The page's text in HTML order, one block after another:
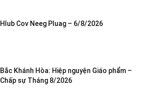
Hlub Cov Neeg Pluag – 6/8/2026
Bắc Khánh Hòa: Hiệp nguyện Giáo phẩm –
Chấp sự Tháng 8/2026